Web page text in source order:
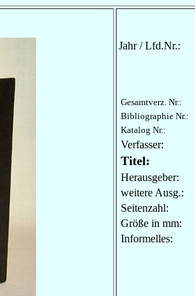
Jahr / Lfd.Nr.:
Gesamtverz. Nr.:
Bibliographie Nr.:
Katalog Nr.:
Verfasser:
Titel:
Herausgeber:
weitere Ausg.:
Seitenzahl:
Größe in mm:
Informelles: